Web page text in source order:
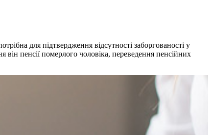
для підтвердження відсутності заборгованості у
пенсії померлого чоловіка, переведення пенсійних